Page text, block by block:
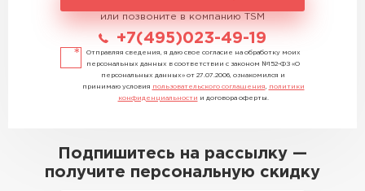
или позвоните в компанию TSM
+7(495)023-49-19
Отправляя сведения, я даю свое согласие на обработку моих
персональных данных в соответствии с законом №152-ФЗ «О
персональных данных» от 27.07.2006, ознакомился и
принимаю условия пользовательского соглашения
политики
конфиденциальности и договора оферты.
Подпишитесь на рассылку —
получите персональную скидку